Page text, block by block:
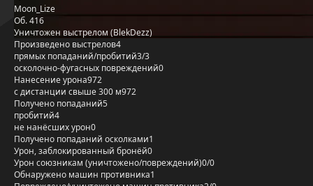
Moon_Lize
Об. 416
Уничтожен выстрелом (BlekDezz)
Произведено выстрелов4
прямых попаданий/пробитий3/3
осколочно-фугасных повреждений0
Нанесение урона972
с дистанции свыше 300 м972
Получено попаданий5
пробитий4
не нанёсших урон0
Получено попаданий осколками1
Урон, заблокированный бронёй0
Урон союзникам (уничтожено/повреждений)0/0
Обнаружено машин противника1